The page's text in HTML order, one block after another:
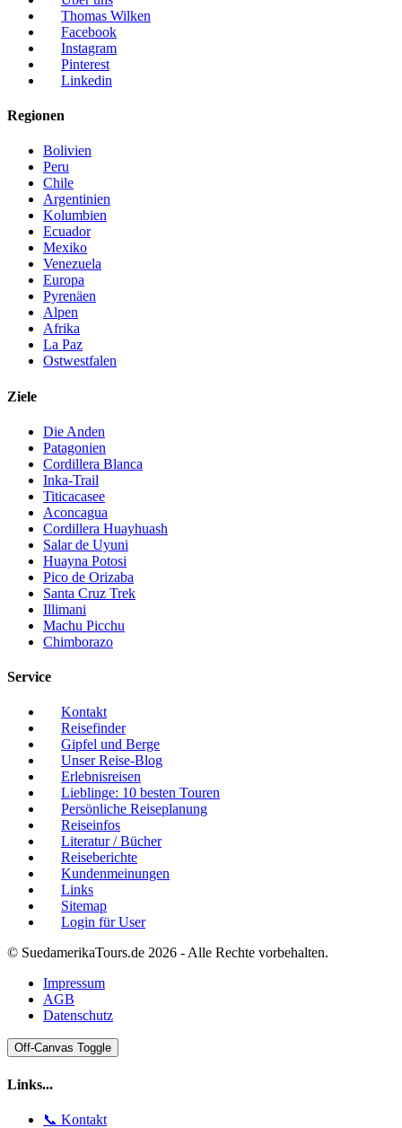
Thomas Wilken
Facebook
Instagram
Pinterest
Linkedin
Regionen
Bolivien
Peru
Chile
Argentinien
Kolumbien
Ecuador
Mexiko
Venezuela
Europa
Pyrenäen
Alpen
Afrika
La Paz
Ostwestfalen
Ziele
Die Anden
Patagonien
Cordillera Blanca
Inka-Trail
Titicacasee
Aconcagua
Cordillera Huayhuash
Salar de Uyuni
Huayna Potosi
Pico de Orizaba
Santa Cruz Trek
Illimani
Machu Picchu
Chimborazo
Service
Kontakt
Reisefinder
Gipfel und Berge
Unser Reise-Blog
Erlebnisreisen
Lieblinge: 10 besten Touren
Persönliche Reiseplanung
Reiseinfos
Literatur / Bücher
Reiseberichte
Kundenmeinungen
Links
Sitemap
Login für User
© SuedamerikaTours.de 2026 - Alle Rechte vorbehalten.
Impressum
AGB
Datenschutz
Off-Canvas Toggle
Links...
📞 Kontakt